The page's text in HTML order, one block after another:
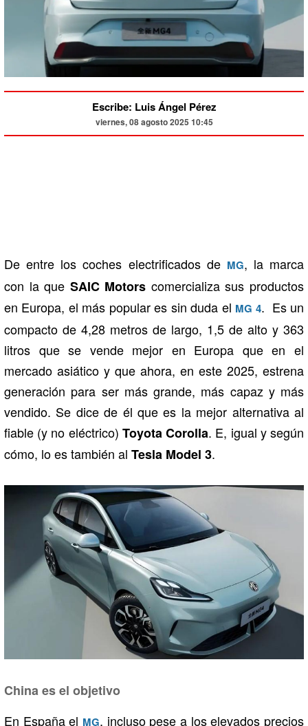
Escribe: Luis Ángel Pérez
viernes, 08 agosto 2025 10:45
De entre los coches electrificados de MG, la marca
con la que SAIC Motors comercializa sus productos
en Europa, el más popular es sin duda el MG 4. Es un
compacto de 4,28 metros de largo, 1,5 de alto y 363
litros que se vende mejor en Europa que en el
mercado asiático y que ahora, en este 2025, estrena
generación para ser más grande, más capaz y más
vendido. Se dice de él que es la mejor alternativa al
fiable (y no eléctrico) Toyota Corolla. E, igual y según
cómo, lo es también al Tesla Model 3.
China es el objetivo
En España el MG, incluso pese a los elevados precios